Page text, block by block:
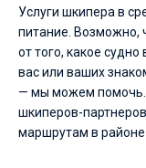
Услуги шкипера в
питание. Возможно,
от того, какое
вас или ваших
— мы можем помочь.
шкиперов-
маршрутам в районе